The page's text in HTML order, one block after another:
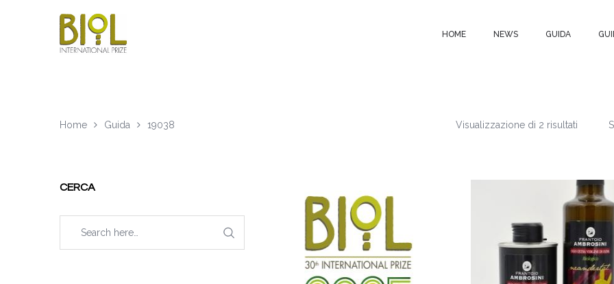
HOME NEWS GUIDA
Home Guida 19038 Visualizzazione di 2 risultati
CERCA